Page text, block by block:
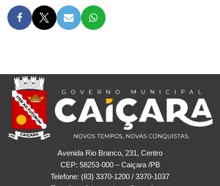
Avenida Rio Branco, 231, Centro
CEP: 58253-000 – Caiçara /PB
Telefone: (83) 3370-1200 / 3370-1037